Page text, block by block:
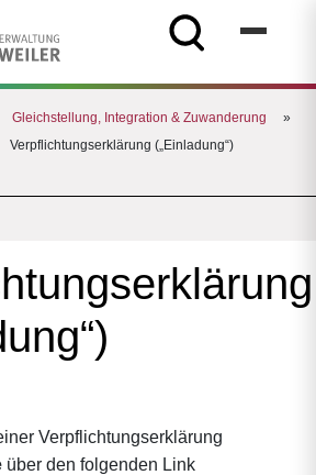
Gleichstellung, Integration & Zuwanderung
»
Verpflichtungserklärung („Einladung“)
Verpflichtungserklärung
über den folgenden Link